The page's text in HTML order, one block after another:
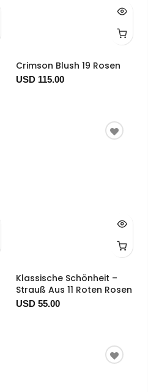
Crimson Blush 19 Rosen
USD 115.00
Klassische Schönheit –
Strauß Aus 11 Roten Rosen
USD 55.00